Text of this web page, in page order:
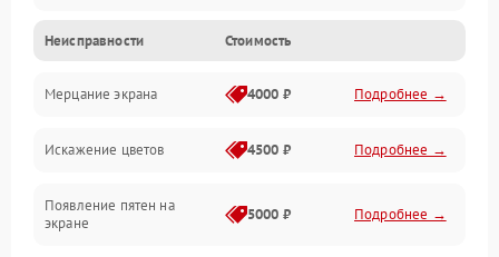
Питание и запуск
Подсветка и LED-модули
Звук и аудиосистема
Сигнал и приём каналов
Неисправности Стоимость
Мерцание экрана 4000 ₽ Подробнее →
Искажение цветов 4500 ₽ Подробнее →
Появление пятен на
экране
5000 ₽ Подробнее →